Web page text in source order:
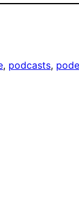
, podcasts, pode